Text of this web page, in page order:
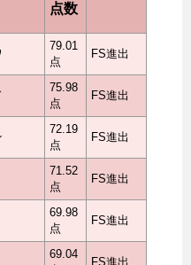
点数
79.01
点
FS進出
75.98
点
FS進出
72.19
点
FS進出
71.52
点
FS進出
69.98
点
FS進出
69.04
FS進出